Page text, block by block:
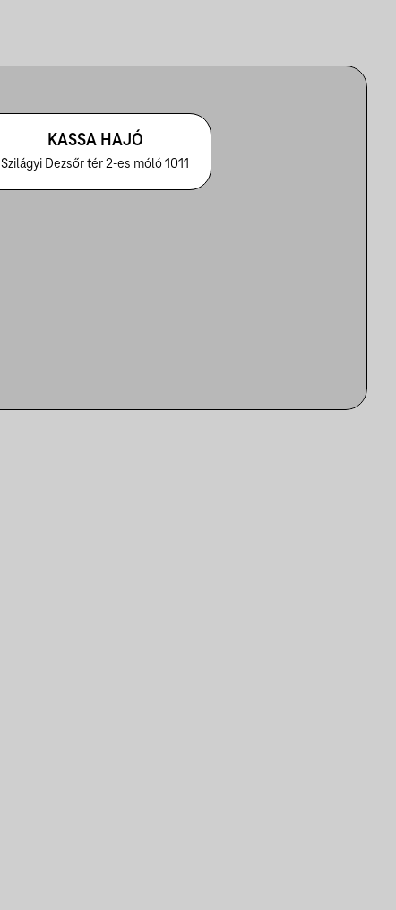
KASSA HAJÓ
Szilágyi Dezsőr tér 2-es móló 1011